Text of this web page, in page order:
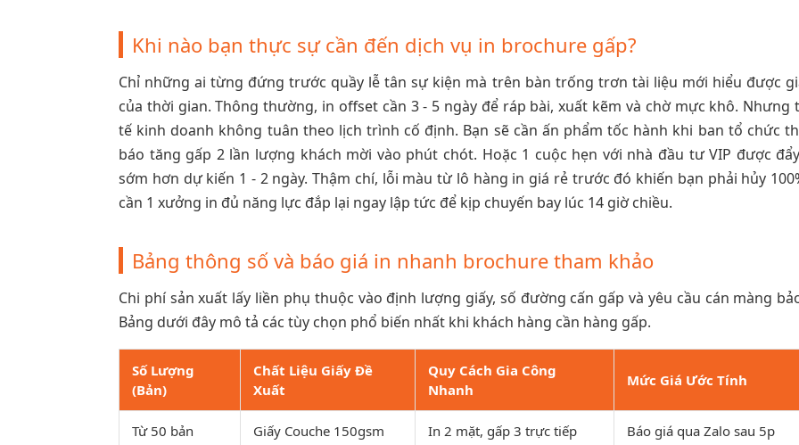
Khi nào bạn thực sự cần đến dịch vụ in brochure gấp?
Chỉ những ai từng đứng trước quầy lễ tân sự kiện mà trên bàn trống trơn tài liệu mới hiểu được
của thời gian. Thông thường, in offset cần 3 - 5 ngày để ráp bài, xuất kẽm và chờ mực khô. Nhưng
tế kinh doanh không tuân theo lịch trình cố định. Bạn sẽ cần ấn phẩm tốc hành khi ban tổ chức
báo tăng gấp 2 lần lượng khách mời vào phút chót. Hoặc 1 cuộc hẹn với nhà đầu tư VIP được
sớm hơn dự kiến 1 - 2 ngày. Thậm chí, lỗi màu từ lô hàng in giá rẻ trước đó khiến bạn phải hủy
cần 1 xưởng in đủ năng lực đắp lại ngay lập tức để kịp chuyến bay lúc 14 giờ chiều.
Bảng thông số và báo giá in nhanh brochure tham khảo
Chi phí sản xuất lấy liền phụ thuộc vào định lượng giấy, số đường cấn gấp và yêu cầu cán màng
Bảng dưới đây mô tả các tùy chọn phổ biến nhất khi khách hàng cần hàng gấp.
Số Lượng
(Bản)
Chất Liệu Giấy Đề
Xuất
Quy Cách Gia Công
Nhanh
Mức Giá Ước Tính
Từ 50 bản Giấy Couche 150gsm In 2 mặt, gấp 3 trực tiếp Báo giá qua Zalo sau 5p